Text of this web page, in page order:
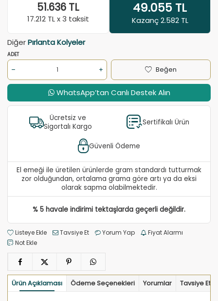
51.636 TL
17.212 TL x 3 taksit
49.055 TL
Kazanç 2.582 TL
DiğerPırlanta Kolyeler
ADET
Beğen
WhatsApp’tan Canlı Destek Alın
Ücretsiz ve
Sigortalı Kargo
Sertifikalı Ürün
Güvenli Ödeme
El emeği ile üretilen ürünlerde gram standardı tutturmak
zor olduğundan, ortalama grama göre artı ya da eksi
olarak sapma olabilmektedir.
% 5 havale indirimi tektaşlarda geçerli değildir.
Listeye Ekle Tavsiye Et Yorum Yap
Fiyat Alarmı
Not Ekle
Ürün Açıklaması Ödeme Seçenekleri Yorumlar Tavsiye Et